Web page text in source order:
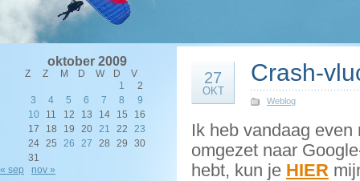
oktober 2009
Z Z M D W D
V
1
2
3
4 5 6 7 8
9
10
11 12 13 14 15
16
17
18 19 20 21 22
23
24
25 26 27 28 29
30
31
« sep
nov »
27
OKT
Crash-
Weblog
Ik heb vandaag
omgezet naar
hebt, kun je HIER